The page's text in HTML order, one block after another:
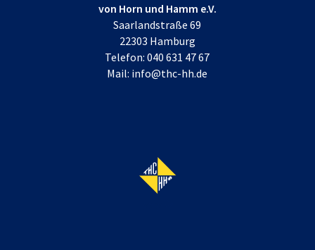
von Horn und Hamm e.V.
Saarlandstraße 69
22303 Hamburg
Telefon:040 631 47 67
Mail: info@thc-hh.de